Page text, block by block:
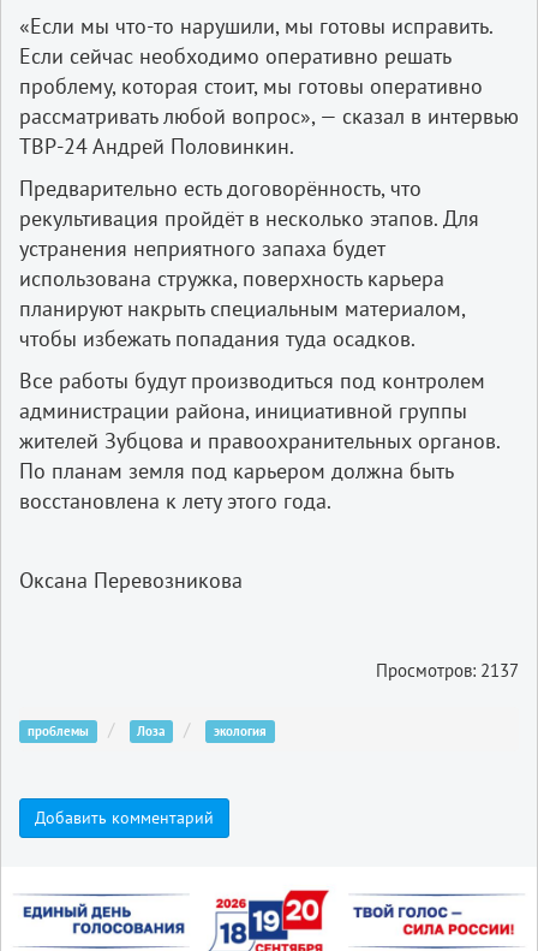
«Если мы что-то нарушили, мы готовы исправить.
Если сейчас необходимо оперативно решать
проблему, которая стоит, мы готовы оперативно
рассматривать любой вопрос», — сказал в интервью
ТВР-24 Андрей Половинкин.
Предварительно есть договорённость, что
рекультивация пройдёт в несколько этапов. Для
устранения неприятного запаха будет
использована стружка, поверхность карьера
планируют накрыть специальным материалом,
чтобы избежать попадания туда осадков.
Все работы будут производиться под контролем
администрации района, инициативной группы
жителей Зубцова и правоохранительных органов.
По планам земля под карьером должна быть
восстановлена к лету этого года.
Оксана Перевозникова
Просмотров: 2137
проблемы Лоза экология
Добавить комментарий